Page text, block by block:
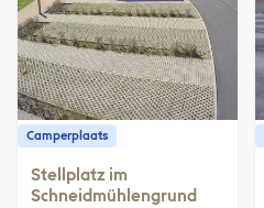
Camperplaats
Stellplatz im
Schneidmühlengrund